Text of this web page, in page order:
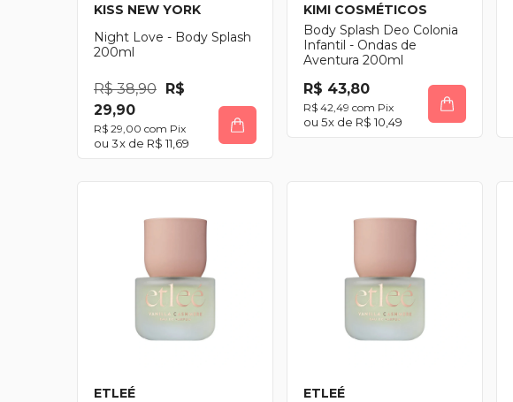
KISS NEW YORK
Night Love - Body Splash
200ml
R$ 38,90 R$
29,90
R$ 29,00 com Pix
3x de R$ 11,69
KIMI COSMÉTICOS
Body Splash Deo Colonia
Infantil - Ondas de
Aventura 200ml
R$ 43,80
R$ 42,49 com Pix
5x de R$ 10,49
ETLEÉ
ETLEÉ